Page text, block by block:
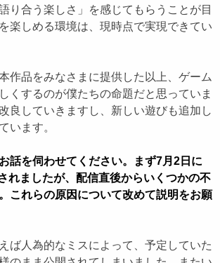
り合う楽しさ」を感じてもらうことが目
楽しめる環境は、現時点で実現できてい
作品をみなさまに提供した以上、ゲーム
くするのが僕たちの命題だと思っていま
良していきますし、新しい遊びも追加し
います。
を伺わせてください。まず7月2日に
れましたが、配信直後からいくつかの不
これらの原因について改めて説明をお願
ば人為的なミスによって、予定していた